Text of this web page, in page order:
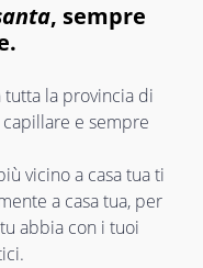
, sempre
tutta la provincia di
e sempre
vicino a casa tua ti
a casa tua, per
abbia con i tuoi